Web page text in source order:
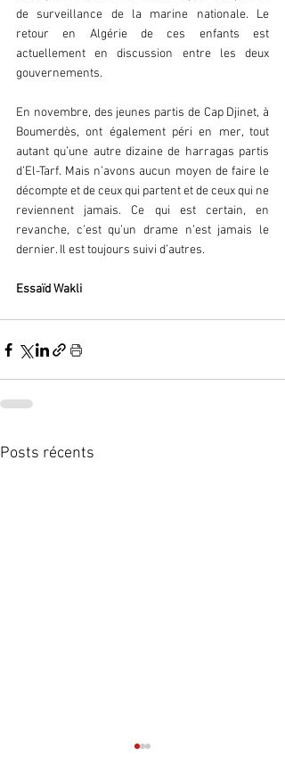
de surveillance de la marine nationale. Le
retour en Algérie de ces enfants est
actuellement en discussion entre les deux
gouvernements.
En novembre, des jeunes partis de Cap Djinet, à
Boumerdès, ont également péri en mer, tout
autant qu’une autre dizaine de harragas partis
d’El-Tarf. Mais n’avons aucun moyen de faire le
décompte et de ceux qui partent et de ceux qui ne
reviennent jamais. Ce qui est certain, en
revanche, c’est qu’un drame n’est jamais le
dernier. Il est toujours suivi d’autres.
Essaïd Wakli
Posts récents